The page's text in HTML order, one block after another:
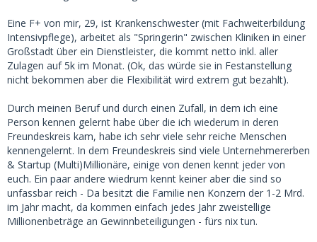
Es macht keinen Sinn, auf der finanziellen Seite zu
konkurrieren. Du solltest überhaupt keine SB wollen, die
dich nur deshalb will, weil du ihr am meisten bietest -- das
ist im Grunde dasselbe wie (normale) Prostitution. Für eine
gute Erfahrung ist das Wichtigste, dass sie dich irgendwie
Um deine Frage zu beantworten: ich biete höchstens 400
EUR pro Treffen und das ist normalerweise ausreichend.
Eine F+ von mir, 29, ist Krankenschwester (mit Fachweiterbildung
Intensivpflege), arbeitet als "Springerin" zwischen Kliniken in einer
Großstadt über ein Dienstleister, die kommt netto inkl. aller
Zulagen auf 5k im Monat. (Ok, das würde sie in Festanstellung
nicht bekommen aber die Flexibilität wird extrem gut bezahlt).
Durch meinen Beruf und durch einen Zufall, in dem ich eine
Person kennen gelernt habe über die ich wiederum in deren
Freundeskreis kam, habe ich sehr viele sehr reiche Menschen
kennengelernt. In dem Freundeskreis sind viele Unternehmererben
& Startup (Multi)Millionäre, einige von denen kennt jeder von
euch. Ein paar andere wiedrum kennt keiner aber die sind so
unfassbar reich - Da besitzt die Familie nen Konzern der 1-2 Mrd.
im Jahr macht, da kommen einfach jedes Jahr zweistellige
Millionenbeträge an Gewinnbeteiligungen - fürs nix tun.